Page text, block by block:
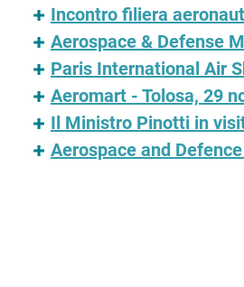
Incontro filiera
Aerospace & Defense
Paris International Air
Aeromart - Tolosa, 29
Il Ministro Pinotti in
Aerospace and